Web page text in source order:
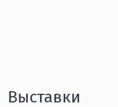
Выставки